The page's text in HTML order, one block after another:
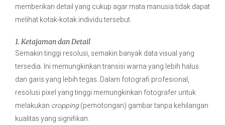
memberikan detail yang cukup agar mata manusia tidak dapat
melihat kotak-kotak individu tersebut.
1. Ketajaman dan Detail
Semakin tinggi resolusi, semakin banyak data visual yang
tersedia. Ini memungkinkan transisi warna yang lebih halus
dan garis yang lebih tegas. Dalam fotografi profesional,
resolusi pixel yang tinggi memungkinkan fotografer untuk
melakukan cropping(pemotongan) gambar tanpa kehilangan
kualitas yang signifikan.